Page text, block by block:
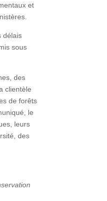
et
délais
sous
des
clientèle
de forêts
le
leurs
des